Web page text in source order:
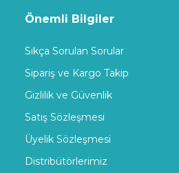
Önemli Bilgiler
Sıkça Sorulan Sorular
Sipariş ve Kargo Takip
Gizlilik ve Güvenlik
Satış Sözleşmesi
Üyelik Sözleşmesi
Distribütörlerimiz